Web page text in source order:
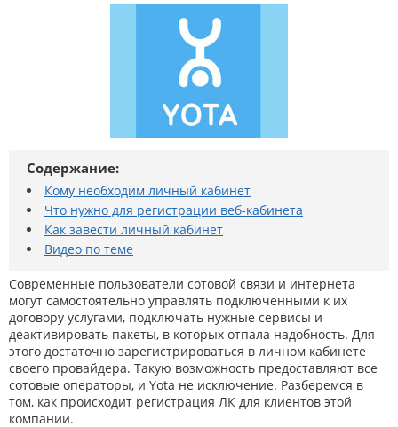
Содержание:
Кому необходим личный кабинет
Что нужно для регистрации веб-кабинета
Как завести личный кабинет
Видео по теме
Современные пользователи сотовой связи и интернета
могут самостоятельно управлять подключенными к их
договору услугами, подключать нужные сервисы и
деактивировать пакеты, в которых отпала надобность. Для
этого достаточно зарегистрироваться в личном кабинете
своего провайдера. Такую возможность предоставляют все
сотовые операторы, и Yota не исключение. Разберемся в
том, как происходит регистрация ЛК для клиентов этой
компании.